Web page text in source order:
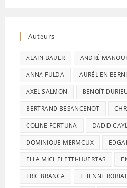
Auteurs
ALAIN BAUER ANDRÉ
ANNA FULDA AURÉLIEN
AXEL SALMON BENOÎT
BERTRAND BESANCENOT
COLINE FORTUNA DADID
DOMINIQUE MERMOUX
ELLA MICHELETTI-HUERTAS
ERIC BRANCA ETIENNE ROBIAL